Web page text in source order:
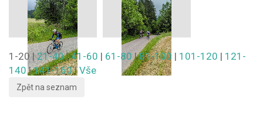
1-20|21-40|41-60 | 61-80|81-100 | 101-120 | 121-
140|141-160|Vše